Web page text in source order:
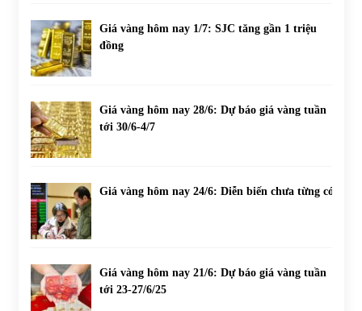
Giá vàng hôm nay 1/7: SJC tăng gần 1 triệu
đồng
Giá vàng hôm nay 28/6: Dự báo giá vàng tuần
tới 30/6-4/7
Giá vàng hôm nay 24/6: Diễn biến chưa từng có
Giá vàng hôm nay 21/6: Dự báo giá vàng tuần
tới 23-27/6/25